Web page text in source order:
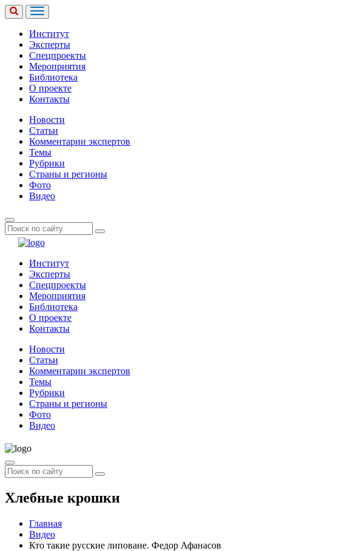
Институт
Эксперты
Спецпроекты
Мероприятия
Библиотека
О проекте
Контакты
Новости
Статьи
Комментарии экспертов
Темы
Рубрики
Страны и регионы
Фото
Видео
Институт
Эксперты
Спецпроекты
Мероприятия
Библиотека
О проекте
Контакты
Новости
Статьи
Комментарии экспертов
Темы
Рубрики
Страны и регионы
Фото
Видео
Хлебные крошки
Главная
Видео
Кто такие русские липоване. Федор Афанасов